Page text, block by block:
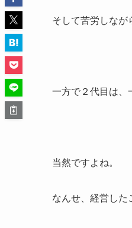
そして苦労しなが
一方で２代目は、
当然ですよね。
なんせ、経営した